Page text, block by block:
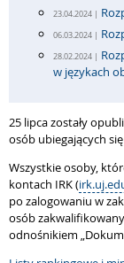
23.04.2024 |
06.03.2024 |
28.02.2024 |
w językach
25 lipca zostały
osób ubiegających
Wszystkie osoby,
kontach IRK (
po zalogowaniu w
osób
odnośnikiem